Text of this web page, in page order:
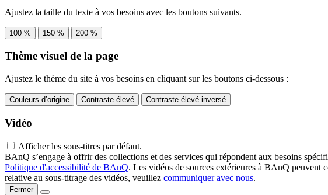
Ajustez la taille du texte à vos besoins avec les boutons suivants.
100 % 150 % 200 %
Thème visuel de la page
Ajustez le thème du site à vos besoins en cliquant sur les boutons ci-dessous :
Couleurs d’origine Contraste élevé Contraste élevé inversé
Vidéo
Afficher les sous-titres par défaut.
BAnQ s’engage à offrir des collections et des services qui répondent aux besoins
Politique d'accessibilité de BAnQ. Les vidéos de sources extérieures à BAnQ peuvent
relative au sous-titrage des vidéos, veuillez communiquer avec nous.
Fermer